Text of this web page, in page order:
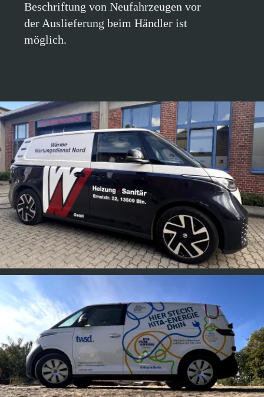
Dank modernster Digitaldrucktechnologie
FAHRZEUGBESCHRIFTUNGEN IM
HOCHWERTIGEN DIGITALDRUCK